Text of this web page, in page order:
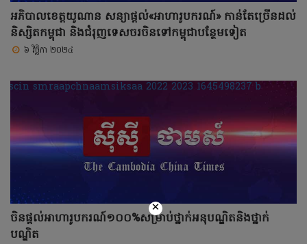
អភិបាលខេត្តយូណាន សន្យាផ្តល់«អាហារូបករណ៍» កាន់តែច្រើនដល់
និស្សិតកម្ពុជា និងជំរុញទេសចរចិនទៅកម្ពុជាបន្ថែមទៀត
៦ វិច្ឆិកា ២០២៤
ចិនផ្ដល់អាហារូបករណ៍១០០%សម្រាប់ថ្នាក់អនុបណ្ឌិតនិងថ្នាក់
បណ្ឌិត
×